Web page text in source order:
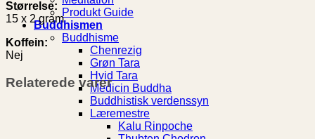
Produkt Guide
Buddhismen
Buddhisme
Chenrezig
Grøn Tara
Hvid Tara
Medicin Buddha
Buddhistisk verdenssyn
Læremestre
Kalu Rinpoche
Størrelse:
15 x 2 gram
Koffein:
Nej
Relaterede varer